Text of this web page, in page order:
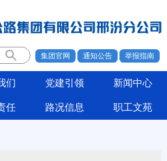
集团官网 通知公告 举报指南
们 党建引领 新闻中心
任 路况信息 职工文苑